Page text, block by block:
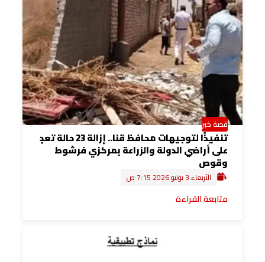
قصة خبر
تنفيذًا لتوجيهات محافظ قنا.. إزالة 23 حالة تعدٍ
على أراضي الدولة والزراعة بمركزي فرشوط
وقوص
الأربعاء 3 يونيو 2026 7:15 ص
متابعة القراءة